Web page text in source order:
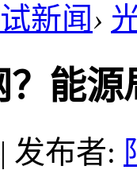
新闻›
能
| 发布者: